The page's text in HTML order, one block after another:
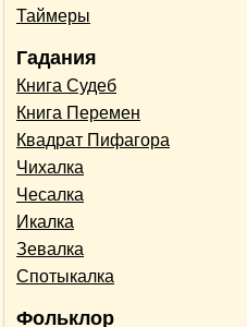
Таймеры
Гадания
Книга Судеб
Книга Перемен
Квадрат Пифагора
Чихалка
Чесалка
Икалка
Зевалка
Спотыкалка
Фольклор